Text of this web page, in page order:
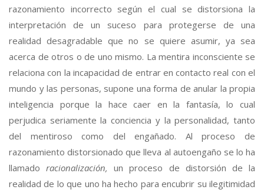
razonamiento incorrecto según el cual se distorsiona la
interpretación de un suceso para protegerse de una
realidad desagradable que no se quiere asumir, ya sea
acerca de otros o de uno mismo. La mentira inconsciente se
relaciona con la incapacidad de entrar en contacto real con el
mundo y las personas, supone una forma de anular la propia
inteligencia porque la hace caer en la fantasía, lo cual
perjudica seriamente la conciencia y la personalidad, tanto
del mentiroso como del engañado. Al proceso de
razonamiento distorsionado que lleva al autoengaño se lo ha
llamadoracionalización,un proceso de distorsión de la
realidad de lo que uno ha hecho para encubrir su ilegitimidad